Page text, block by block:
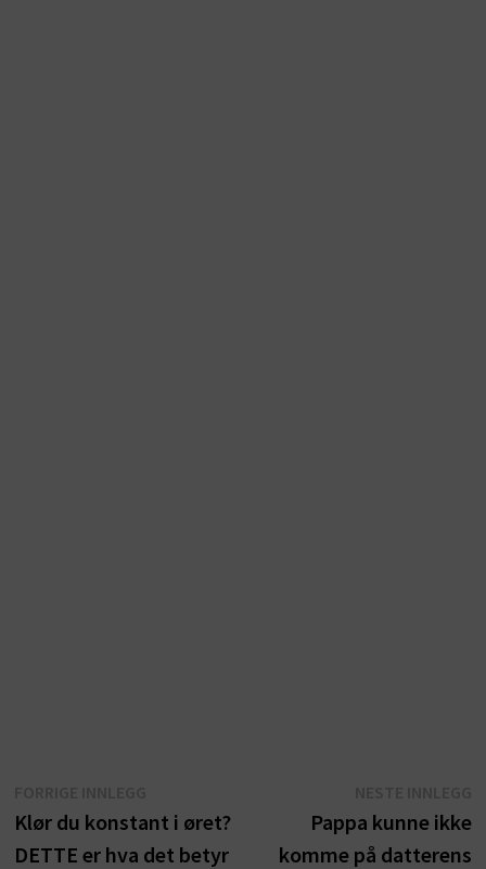
innlegg:
Klør du konstant i øret?
DETTE er hva det betyr
Pappa kunne ikke
komme på datterens